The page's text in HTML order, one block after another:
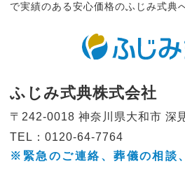
で実績のある安心価格のふじみ式典
ふじみ式典株式会社
〒242-0018 神奈川県大和市 深
TEL：0120-64-7764
※緊急のご連絡、葬儀の相談、